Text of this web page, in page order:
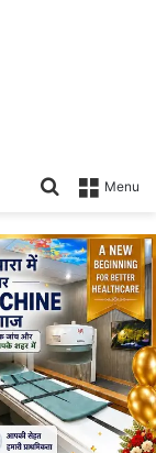
Menu
Search